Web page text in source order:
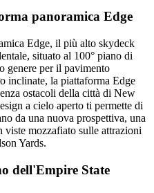
panoramica Edge
Edge, il più alto skydeck
situato al 100° piano di
genere per il pavimento
inclinate, la piattaforma Edge
ostacoli della città di New
a cielo aperto ti permette di
da una nuova prospettiva, una
viste mozzafiato sulle attrazioni
Yards.
dell'Empire State